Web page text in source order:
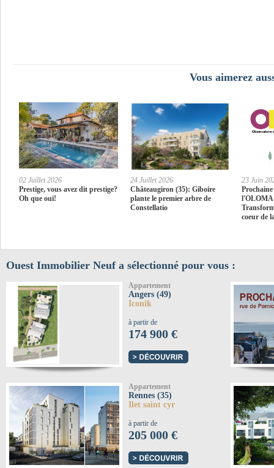
Vous aimerez
02 Juillet 2026
Prestige, vous avez dit prestige?
Oh que oui!
24 Juillet 2026
Châteaugiron (35): Giboire
plante le premier arbre de
Constellatio
23 Juin
l'OLOMA
coeur de
Ouest Immobilier Neuf a sélectionné pour vous :
Appartement
Angers (49)
Iconik
à partir de
174 900 €
Appartement
Rennes (35)
Ilet saint cyr
à partir de
205 000 €